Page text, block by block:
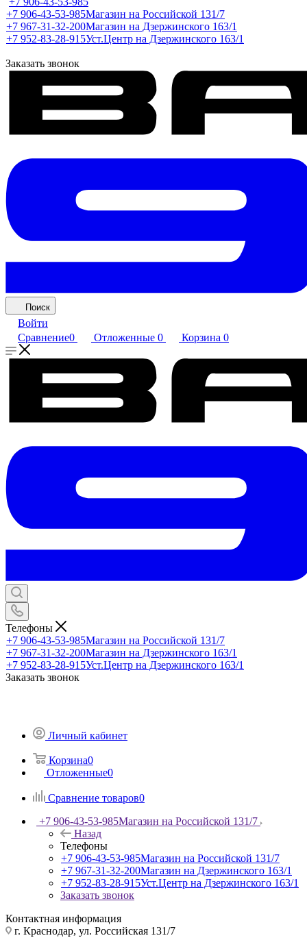
+7 906-43-53-985Магазин на Российской 131/7
+7 967-31-32-200Магазин на Дзержинского 163/1
+7 952-83-28-915Уст.Центр на Дзержинского 163/1
Заказать звонок
Поиск
Войти
Сравнение0 Отложенные 0 Корзина 0
Телефоны
+7 906-43-53-985Магазин на Российской 131/7
+7 967-31-32-200Магазин на Дзержинского 163/1
+7 952-83-28-915Уст.Центр на Дзержинского 163/1
Заказать звонок
Личный кабинет
Корзина0
Отложенные0
Сравнение товаров0
+7 906-43-53-985Магазин на Российской 131/7
Назад
Телефоны
+7 906-43-53-985Магазин на Российской 131/7
+7 967-31-32-200Магазин на Дзержинского 163/1
+7 952-83-28-915Уст.Центр на Дзержинского 163/1
Заказать звонок
Контактная информация
г. Краснодар, ул. Российская 131/7